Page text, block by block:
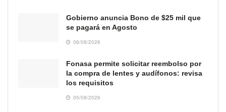
Gobierno anuncia Bono de $25 mil que
se pagará en Agosto
06/08/2026
Fonasa permite solicitar reembolso por
la compra de lentes y audífonos: revisa
los requisitos
05/08/2026